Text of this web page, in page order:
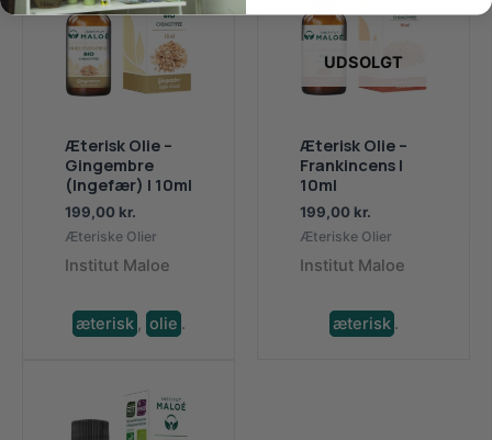
Æterisk Olie –
Gingembre
(Ingefær) | 10ml
199,00 kr.
Æteriske Olier
Institut Maloe
æterisk olie .
UDSOLGT
Æterisk Olie –
Frankincens |
10ml
199,00 kr.
Æteriske Olier
Institut Maloe
æterisk .